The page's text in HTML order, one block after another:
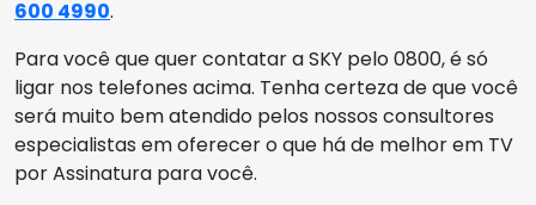
600 4990.
Para você que quer contatar a SKY pelo 0800, é só
ligar nos telefones acima. Tenha certeza de que você
será muito bem atendido pelos nossos consultores
especialistas em oferecer o que há de melhor em TV
por Assinatura para você.